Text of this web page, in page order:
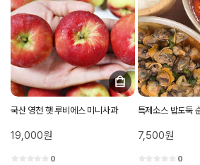
국산 영천 햇 루비에스 미니사과
19,000원
0
특제소스 밥도둑
7,500원
0